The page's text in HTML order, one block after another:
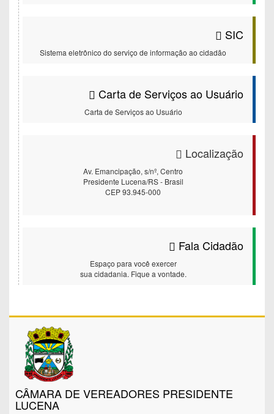
SIC
Sistema eletrônico do serviço de informação ao cidadão
Carta de Serviços ao Usuário
Carta de Serviços ao Usuário
Localização
Av. Emancipação, s/nº, Centro
Presidente Lucena/RS - Brasil
CEP 93.945-000
Fala Cidadão
Espaço para você exercer
sua cidadania. Fique a vontade.
CÂMARA DE VEREADORES PRESIDENTE
LUCENA